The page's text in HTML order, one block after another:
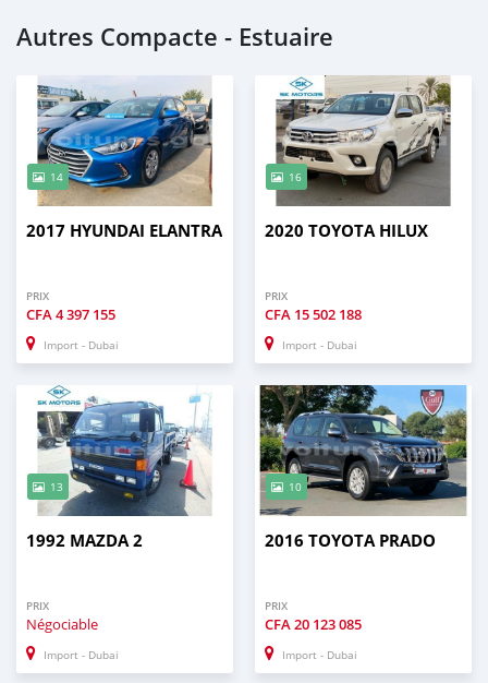
Autres Compacte - Estuaire
14
2017 HYUNDAI ELANTRA
PRIX
CFA4 397 155
Import - Dubai
16
2020 TOYOTA HILUX
PRIX
CFA 15 502 188
Import - Dubai
13
1992 MAZDA 2
PRIX
Négociable
Import - Dubai
10
2016 TOYOTA PRADO
PRIX
CFA20 123 085
Import - Dubai